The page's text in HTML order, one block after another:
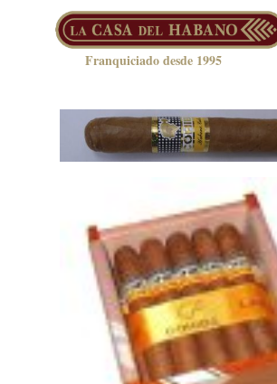
Franquiciado desde 1995